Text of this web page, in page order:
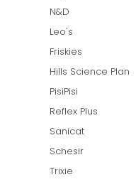
N&D
Leo's
Friskies
Hills Science Plan
PisiPisi
Reflex Plus
Sanicat
Schesir
Trixie